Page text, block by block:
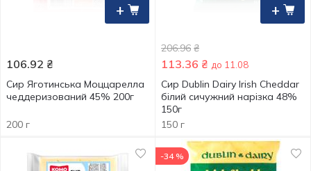
+
106.92 ₴
Сир Яготинська Моццарелла
чеддеризований 45% 200г
200 г
+
206.96 ₴
113.36 ₴ до 11.08
Сир Dublin Dairy Irish Cheddar
білий сичужний нарізка 48%
150г
150 г
-34 %